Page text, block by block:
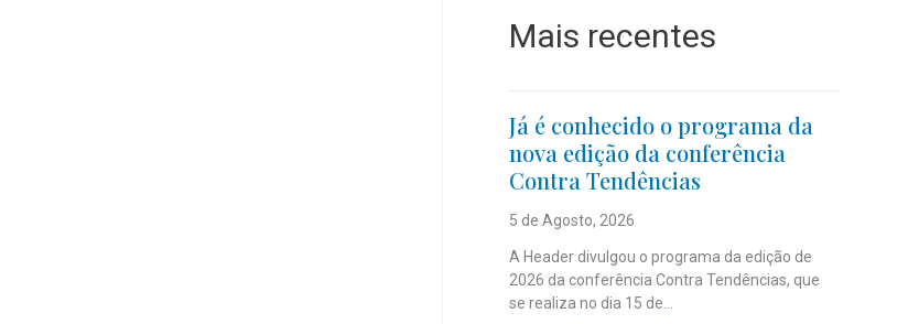
Mais recentes
Já é conhecido o programa da
nova edição da conferência
Contra Tendências
5 de Agosto, 2026
A Header divulgou o programa da edição de
2026 da conferência Contra Tendências, que
se realiza no dia 15 de...